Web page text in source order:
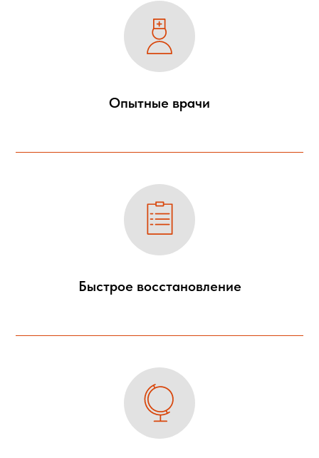
Опытные врачи
Быстрое восстановление